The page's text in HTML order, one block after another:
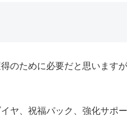
のために必要だと思います
ヤ、祝福パック、強化サポ